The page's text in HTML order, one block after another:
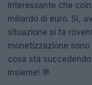
interessante che
miliardo di euro. Sì,
situazione si fa
monetizzazione
cosa sta
insieme! 💬